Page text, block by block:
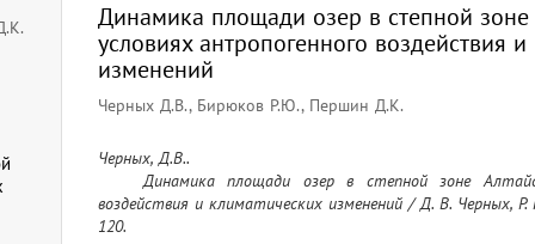
Динамика площади озер в степной зоне
условиях антропогенного воздействия
изменений
Черных Д.В., Бирюков Р.Ю., Першин Д.К.
Черных, Д.В..
	Динамика площади озер в степной зоне Алтайского края в условиях антропогенного
воздействия и климатических изменений / Д. В. Черных,
120.